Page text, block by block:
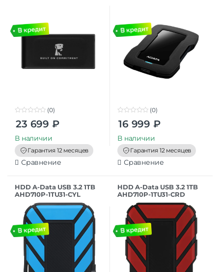
o
t
o
f
5
(0)
23 699 ₽
В наличии
Гарантия 12 месяцев
Сравнение
t
o
f
5
(0)
16 999 ₽
В наличии
Гарантия 12 месяцев
Сравнение
HDD A-Data USB 3.2 1TB
AHD710P-1TU31-CYL
HD710Pro DashDrive
Durable 2.5″ синий
HDD A-Data USB 3.2 1TB
AHD710P-1TU31-CRD
HD710Pro DashDrive
Durable 2.5″ красный